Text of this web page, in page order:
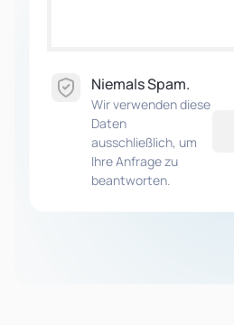
Niemals Spam.
Wir verwenden diese
Daten
ausschließlich, um
Ihre Anfrage zu
beantworten.